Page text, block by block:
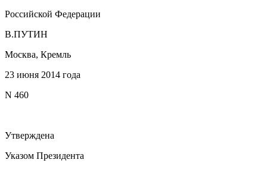
Российской Федерации
В.ПУТИН
Москва, Кремль
23 июня 2014 года
N 460
Утверждена
Указом Президента